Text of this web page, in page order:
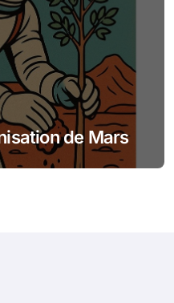
de Mars